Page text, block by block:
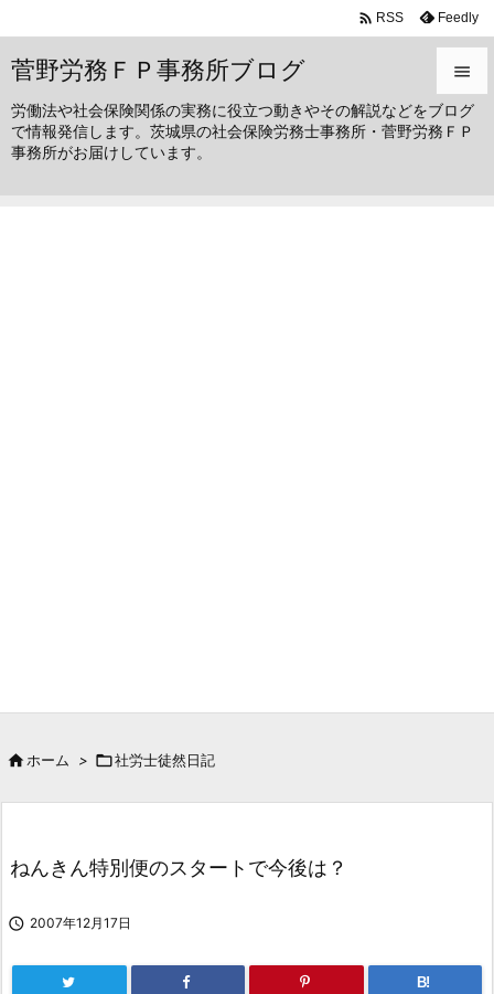
菅野労務ＦＰ事務所ブログ
労働法や社会保険関係の実務に役立つ動きやその解説などをブログ
で情報発信します。茨城県の社会保険労務士事務所・菅野労務ＦＰ
事務所がお届けしています。


メニュ
 RSS Feedly
 ホーム > 社労士徒然日記
ねんきん特別便のスタートで今後は？
 2007年12月17日
B!